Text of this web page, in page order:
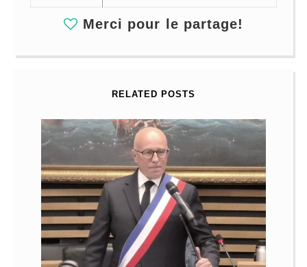
Merci pour le partage!
RELATED POSTS